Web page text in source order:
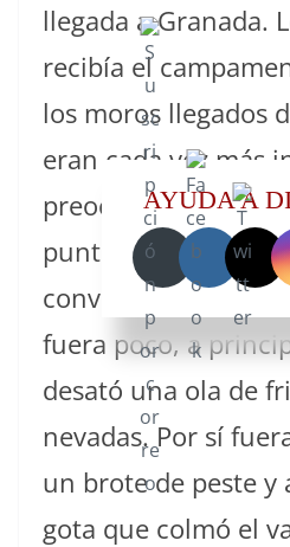
llegada a Granada.
recibía el
los moros llegados
eran cada vez más
preocupantes, se
punto que los
convirtieran en
fuera poco, a
desató una ola de
nevadas. Por sí
un brote de peste y
gota que colmó el
AYUDA A